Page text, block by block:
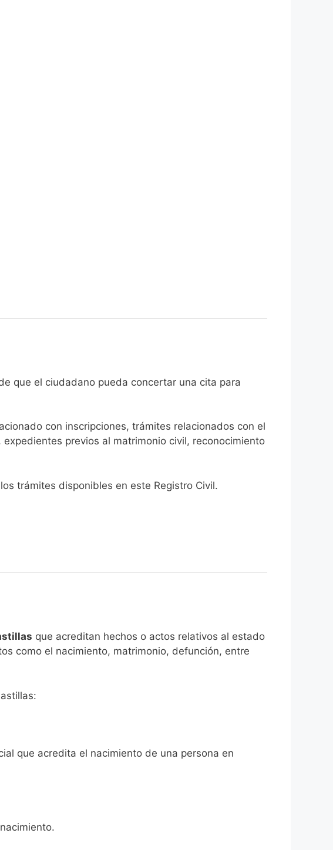
que el ciudadano pueda concertar una cita para
con inscripciones, trámites relacionados con el
previos al matrimonio civil, reconocimiento
trámites disponibles en este Registro Civil.​
que acreditan hechos o actos relativos al estado
como el nacimiento, matrimonio, defunción, entre
que acredita el nacimiento de una persona en